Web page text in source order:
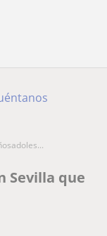
Sevilla que